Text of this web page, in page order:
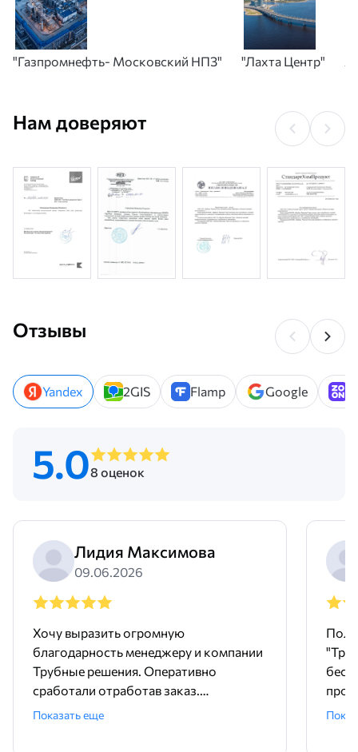
"Газпромнефть- Московский НПЗ" "Лахта Центр"
Нам доверяют
Отзывы
Yandex 2GIS Flamp Google
5.08 оценок
Лидия Максимова
09.06.2026
Хочу выразить огромную
благодарность менеджеру и компании
Трубные решения. Оперативно
сработали отработав заказ.
Доставили точно в срок и без
Показать еще